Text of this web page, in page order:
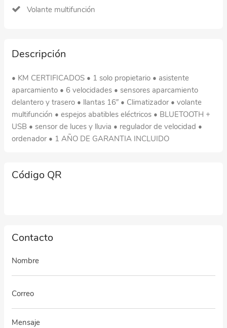
Volante multifunción
Descripción
• KM CERTIFICADOS • 1 solo propietario • asistente
aparcamiento • 6 velocidades • sensores aparcamiento
delantero y trasero • llantas 16″ • Climatizador • volante
multifunción • espejos abatibles eléctricos • BLUETOOTH +
USB • sensor de luces y lluvia • regulador de velocidad •
ordenador • 1 AÑO DE GARANTIA INCLUIDO
Código QR
Contacto